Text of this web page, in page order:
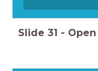
Slide 31 -